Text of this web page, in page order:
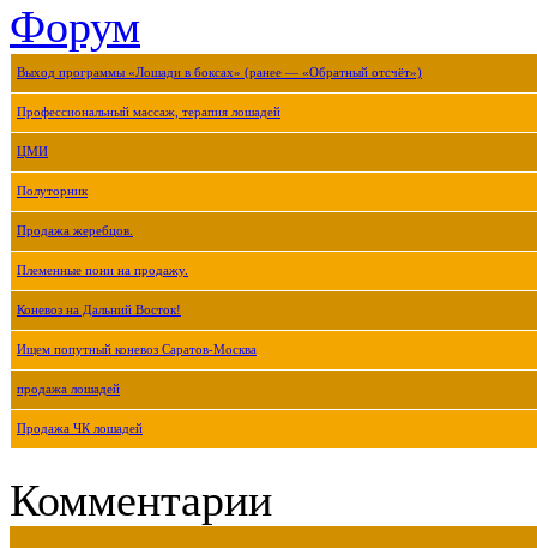
Форум
Выход программы «Лошади в боксах» (ранее — «Обратный отсчёт»)
Профессиональный массаж, терапия лошадей
ЦМИ
Полуторник
Продажа жеребцов.
Племенные пони на продажу.
Коневоз на Дальний Восток!
Ищем попутный коневоз Саратов-Москва
продажа лошадей
Продажа ЧК лошадей
Комментарии